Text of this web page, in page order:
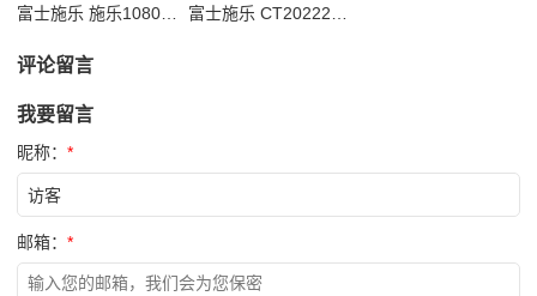
评论留言
我要留言
昵称： *
邮箱： *